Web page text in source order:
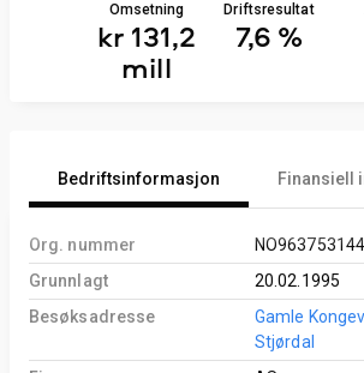
Omsetning
kr 131,2
mill
Driftsresultat
7,6 %
Bedriftsinformasjon Finansiell
Org. nummer
NO963753144
Grunnlagt
20.02.1995
Besøksadresse
Gamle
Stjørdal